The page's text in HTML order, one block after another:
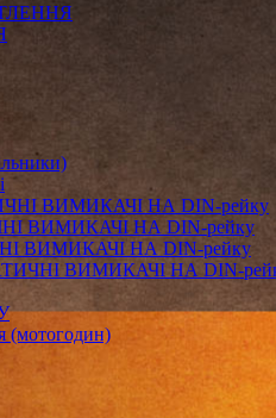
ВИМИКАЧІ НА DIN-рейку
ВИМИКАЧІ НА DIN-рейку
ВИМИКАЧІ НА DIN-рейку
ВИМИКАЧІ НА DIN-
(мотогодин)